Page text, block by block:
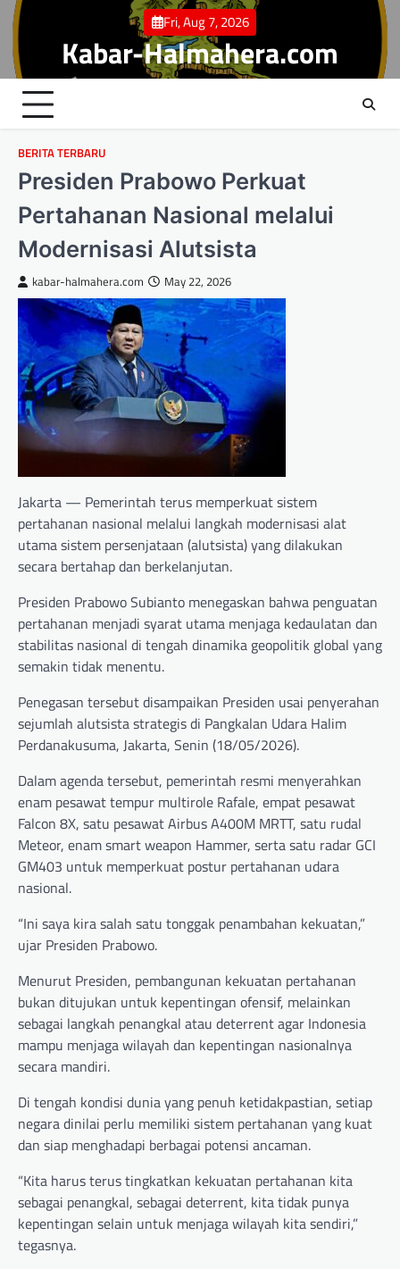
Skip
content
Fri, Aug 7, 2026
Kabar-Halmahera.com
BERITA TERBARU
Presiden Prabowo Perkuat
Pertahanan Nasional melalui
Modernisasi Alutsista
kabar-halmahera.com May 22, 2026
Jakarta — Pemerintah terus memperkuat sistem
pertahanan nasional melalui langkah modernisasi alat
utama sistem persenjataan (alutsista) yang dilakukan
secara bertahap dan berkelanjutan.
Presiden Prabowo Subianto menegaskan bahwa penguatan
pertahanan menjadi syarat utama menjaga kedaulatan dan
stabilitas nasional di tengah dinamika geopolitik global yang
semakin tidak menentu.
Penegasan tersebut disampaikan Presiden usai penyerahan
sejumlah alutsista strategis di Pangkalan Udara Halim
Perdanakusuma, Jakarta, Senin (18/05/2026).
Dalam agenda tersebut, pemerintah resmi menyerahkan
enam pesawat tempur multirole Rafale, empat pesawat
Falcon 8X, satu pesawat Airbus A400M MRTT, satu rudal
Meteor, enam smart weapon Hammer, serta satu radar GCI
GM403 untuk memperkuat postur pertahanan udara
nasional.
“Ini saya kira salah satu tonggak penambahan kekuatan,”
ujar Presiden Prabowo.
Menurut Presiden, pembangunan kekuatan pertahanan
bukan ditujukan untuk kepentingan ofensif, melainkan
sebagai langkah penangkal atau deterrent agar Indonesia
mampu menjaga wilayah dan kepentingan nasionalnya
secara mandiri.
Di tengah kondisi dunia yang penuh ketidakpastian, setiap
negara dinilai perlu memiliki sistem pertahanan yang kuat
dan siap menghadapi berbagai potensi ancaman.
“Kita harus terus tingkatkan kekuatan pertahanan kita
sebagai penangkal, sebagai deterrent, kita tidak punya
kepentingan selain untuk menjaga wilayah kita sendiri,”
tegasnya.